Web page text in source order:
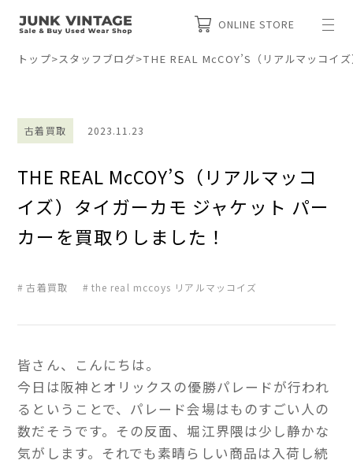
ONLINE STORE
トップ>スタッフブログ>THE REAL McCOY’S（リアルマッコイ
古着買取 2023.11.23
THE REAL McCOY’S（リアルマッコ
イズ）タイガーカモ ジャケット パー
カーを買取りしました！
古着買取 the real mccoys リアルマッコイズ
皆さん、こんにちは。
今日は阪神とオリックスの優勝パレードが行われ
るということで、パレード会場はものすごい人の
数だそうです。その反面、堀江界隈は少し静かな
気がします。それでも素晴らしい商品は入荷し続